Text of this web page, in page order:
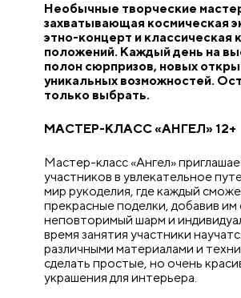
Необычные творческие
захватывающая космическая
этно-концерт и классическая
положений. Каждый день на
полон сюрпризов, новых
уникальных возможностей.
только выбрать.
МАСТЕР-КЛАСС «АНГЕЛ» 12+
Мастер-класс «Ангел»
участников в увлекательное
мир рукоделия, где каждый
прекрасные поделки, добавив им
неповторимый шарм и
время занятия участники
различными материалами и
сделать простые, но очень
украшения для интерьера.